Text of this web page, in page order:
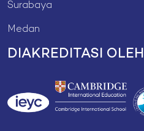
Surabaya
Medan
DIAKREDITASI OLEH